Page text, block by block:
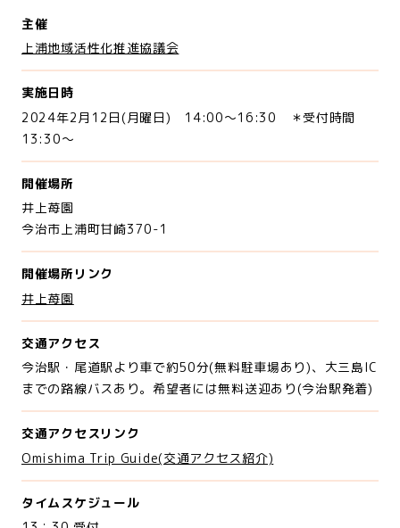
主催
上浦地域活性化推進協議会
実施日時
2024年2月12日(月曜日) 14:00～16:30 ＊受付時間
13:30～
開催場所
井上苺園
今治市上浦町甘崎370-1
開催場所リンク
井上苺園
交通アクセス
今治駅・尾道駅より車で約50分(無料駐車場あり)、大三島IC
までの路線バスあり。希望者には無料送迎あり(今治駅発着)
交通アクセスリンク
Omishima Trip Guide(交通アクセス紹介)
タイムスケジュール